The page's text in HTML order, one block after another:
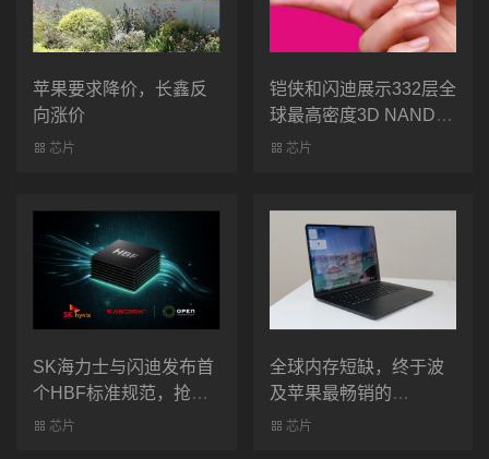
苹果要求降价，长鑫反
向涨价
芯片
铠侠和闪迪展示332层全
球最高密度3D NAND闪
存 芯片
SK海力士与闪迪发布首
个HBF标准规范，抢占
AI内存新前沿
芯片
全球内存短缺，终于波
及苹果最畅销的
芯片